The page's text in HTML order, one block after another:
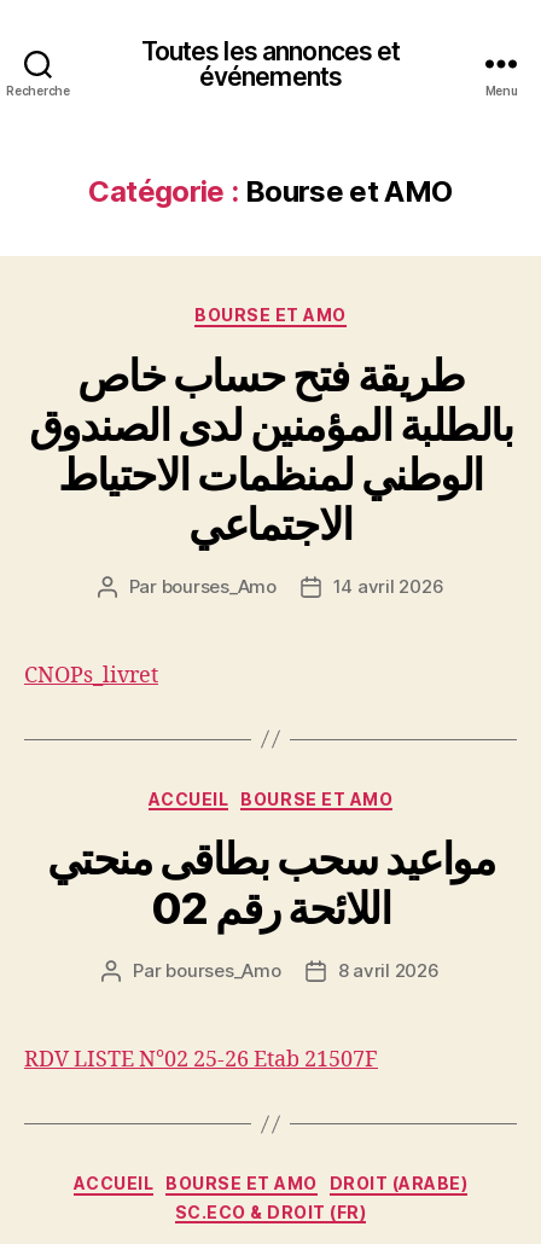
Recherche
Toutes les annonces et
événements
Menu
Catégorie : Bourse et AMO
Catégories
BOURSE ET AMO
طريقة فتح حساب خاص
بالطلبة المؤمنين لدى الصندوق
الوطني لمنظمات الاحتياط
الاجتماعي
Auteur
Par bourses_Amo
Date14 avril 2026
CNOPs_livret
Catégories
ACCUEIL BOURSE ET AMO
مواعيد سحب بطاقى منحتي
اللائحة رقم 02
Auteur
Par bourses_Amo
Date8 avril 2026
RDV LISTE N°02 25-26 Etab 21507F
Catégories
ACCUEIL BOURSE ET AMO
DROIT (ARABE)
SC.ECO & DROIT (FR)